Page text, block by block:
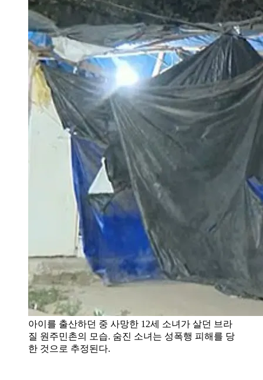
아이를 출산하던 중 사망한 12세 소녀가 살던 브라
질 원주민촌의 모습. 숨진 소녀는 성폭행 피해를 당
한 것으로 추정된다.